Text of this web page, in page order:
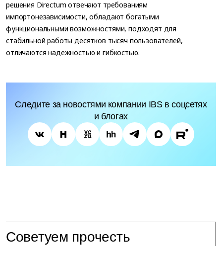
решения Directum отвечают требованиям
импортонезависимости, обладают богатыми
функциональными возможностями, подходят для
стабильной работы десятков тысяч пользователей,
отличаются надежностью и гибкостью.
Следите за новостями компании IBS в соцсетях
и блогах
Советуем прочесть